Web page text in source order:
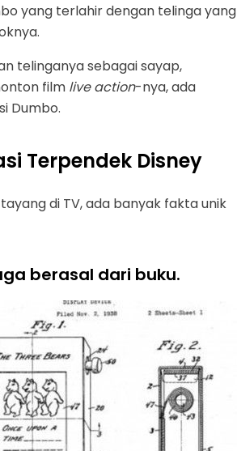
yang terlahir dengan telinga yang
telinganya sebagai sayap,
film live action-nya, ada
Dumbo.
Terpendek Disney
di TV, ada banyak fakta unik
berasal dari buku.